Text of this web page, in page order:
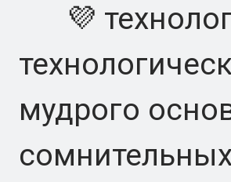
💜
мудрого